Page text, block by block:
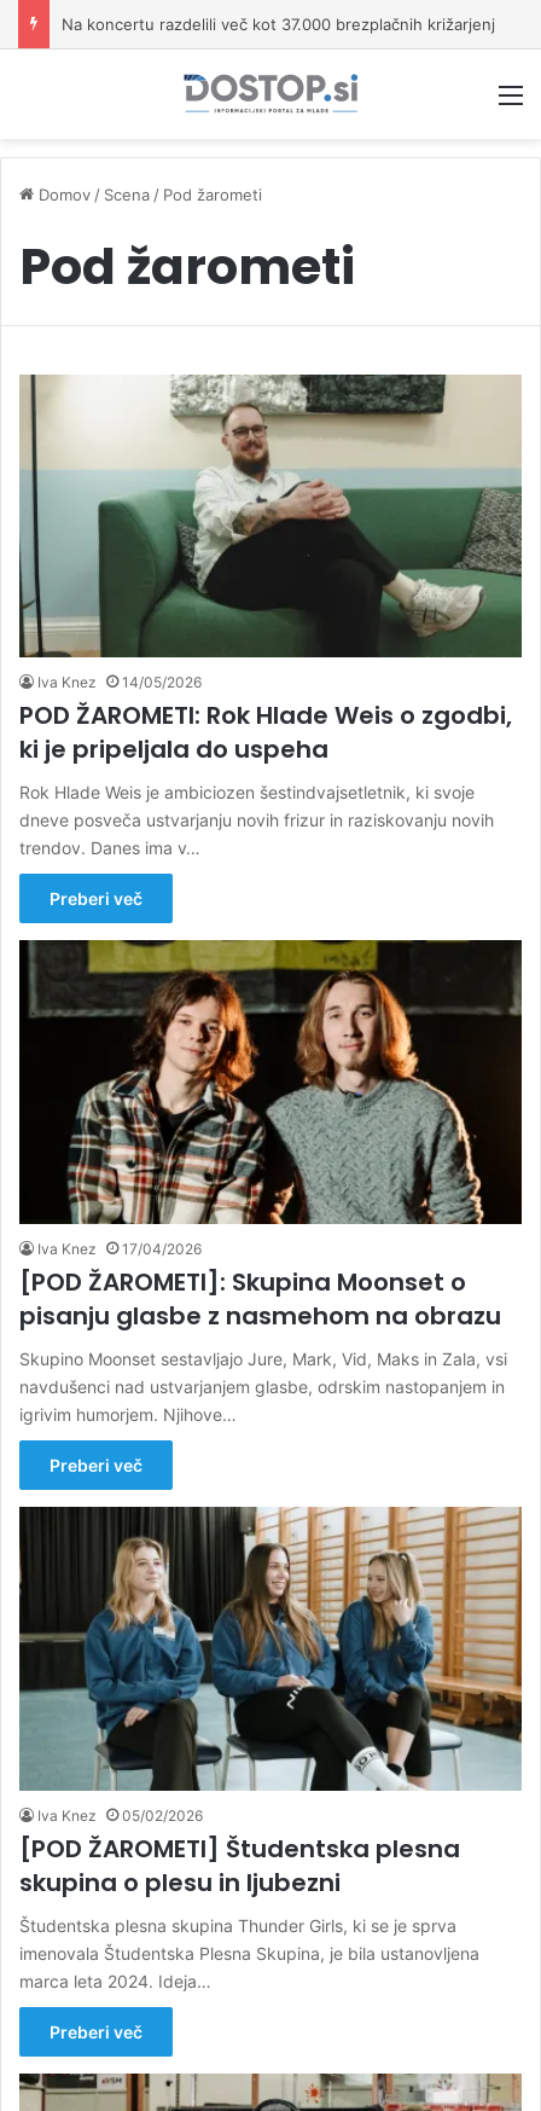
Na koncertu razdelili več kot 37.000 brezplačnih križarjenj
Domov / Scena / Pod žarometi
Pod žarometi
Iva Knez 14/05/2026
POD ŽAROMETI: Rok Hlade Weis o zgodbi,
ki je pripeljala do uspeha
Rok Hlade Weis je ambiciozen šestindvajsetletnik, ki svoje
dneve posveča ustvarjanju novih frizur in raziskovanju novih
trendov. Danes ima v…
Preberi več
Iva Knez 17/04/2026
[POD ŽAROMETI]: Skupina Moonset o
pisanju glasbe z nasmehom na obrazu
Skupino Moonset sestavljajo Jure, Mark, Vid, Maks in Zala, vsi
navdušenci nad ustvarjanjem glasbe, odrskim nastopanjem in
igrivim humorjem. Njihove…
Preberi več
Iva Knez 05/02/2026
[POD ŽAROMETI] Študentska plesna
skupina o plesu in ljubezni
Študentska plesna skupina Thunder Girls, ki se je sprva
imenovala Študentska Plesna Skupina, je bila ustanovljena
marca leta 2024. Ideja…
Preberi več